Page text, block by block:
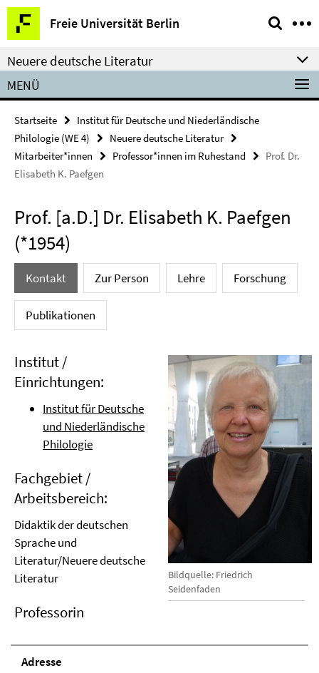
Springe
direkt
zu
Inhalt
Freie Universität Berlin
Service-
Navigation
Neuere deutsche Literatur
MENÜ
Startseite
Institut für Deutsche und Niederländische
Philologie (WE 4)
Neuere deutsche Literatur
Mitarbeiter*innen
Professor*innen im Ruhestand
Prof. Dr.
Elisabeth K. Paefgen
Prof. [a.D.] Dr. Elisabeth K. Paefgen
(*1954)
Kontakt Zur Person Lehre Forschung
Publikationen
Bildquelle: Friedrich
Seidenfaden
Institut /
Einrichtungen:
Institut für Deutsche
und Niederländische
Philologie
Fachgebiet /
Arbeitsbereich:
Didaktik der deutschen
Sprache und
Literatur/Neuere deutsche
Literatur
Professorin
Adresse